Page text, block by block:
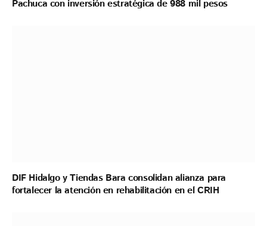
Pachuca con inversión estratégica de 988 mil pesos
DIF Hidalgo y Tiendas Bara consolidan alianza para
fortalecer la atención en rehabilitación en el CRIH